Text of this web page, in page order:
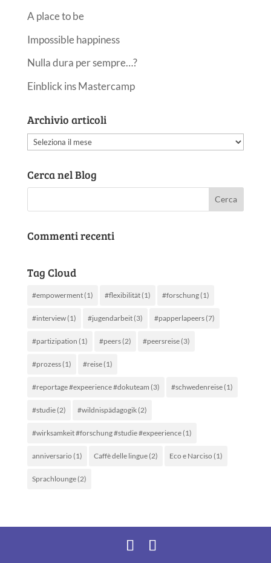
A place to be
Impossible happiness
Nulla dura per sempre…?
Einblick ins Mastercamp
Archivio articoli
Archivio
Cerca nel Blog
Commenti recenti
Tag Cloud
#empowerment(1) #flexibilität(1) #forschung(1)
#interview(1) #jugendarbeit(3) #papperlapeers(7)
#partizipation (1) #peers(2) #peersreise(3)
#prozess(1) #reise(1)
#reportage #expeerience #dokuteam (3) #schwedenreise(1)
#studie(2) #wildnispädagogik(2)
#wirksamkeit #forschung #studie #expeerience(1)
anniversario (1) Caffè delle lingue(2) Eco e Narciso (1)
Sprachlounge(2)